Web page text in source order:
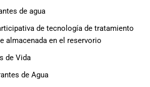
de agua
de tecnología de tratamiento
almacenada en el reservorio
de Vida
de Agua